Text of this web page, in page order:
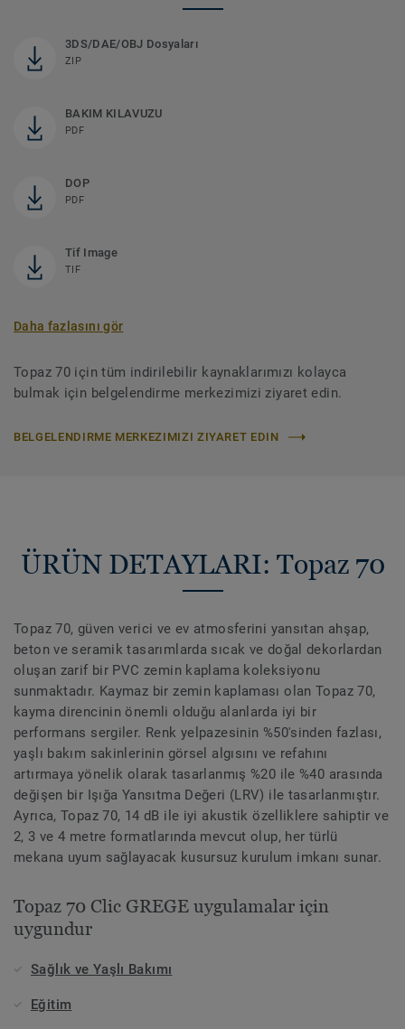
3DS/DAE/OBJ Dosyaları
ZIP
BAKIM KILAVUZU
PDF
DOP
PDF
Tif Image
TIF
Daha fazlasını gör
Topaz 70 için tüm indirilebilir kaynaklarımızı kolayca
bulmak için belgelendirme merkezimizi ziyaret edin.
BELGELENDIRME MERKEZIMIZI ZIYARET EDIN
ÜRÜN DETAYLARI: Topaz 70
Topaz 70, güven verici ve ev atmosferini yansıtan ahşap,
beton ve seramik tasarımlarda sıcak ve doğal dekorlardan
oluşan zarif bir PVC zemin kaplama koleksiyonu
sunmaktadır. Kaymaz bir zemin kaplaması olan Topaz 70,
kayma direncinin önemli olduğu alanlarda iyi bir
performans sergiler. Renk yelpazesinin %50'sinden fazlası,
yaşlı bakım sakinlerinin görsel algısını ve refahını
artırmaya yönelik olarak tasarlanmış %20 ile %40 arasında
değişen bir Işığa Yansıtma Değeri (LRV) ile tasarlanmıştır.
Ayrıca, Topaz 70, 14 dB ile iyi akustik özelliklere sahiptir ve
2, 3 ve 4 metre formatlarında mevcut olup, her türlü
mekana uyum sağlayacak kusursuz kurulum imkanı sunar.
Topaz 70 Clic GREGE uygulamalar için
uygundur
Sağlık ve Yaşlı Bakımı
Eğitim